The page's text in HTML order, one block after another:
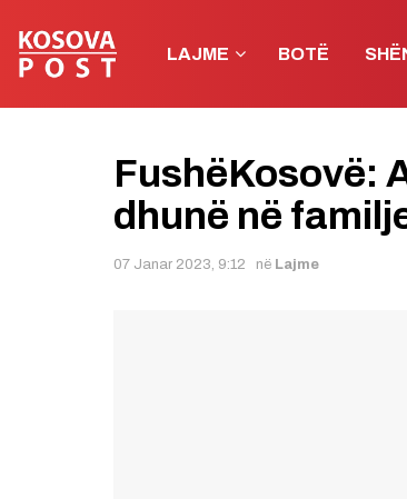
LAJME BOTË
FushëKosovë:
dhunë në
07 Janar 2023, 9:12 në Lajme